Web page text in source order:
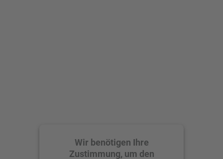
Wir benötigen Ihre
Zustimmung, um den